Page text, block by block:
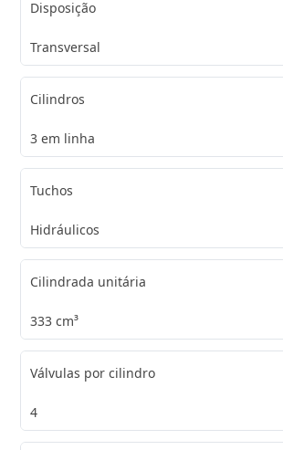
Disposição
Transversal
Cilindros
3 em linha
Tuchos
Hidráulicos
Cilindrada unitária
333 cm³
Válvulas por cilindro
4